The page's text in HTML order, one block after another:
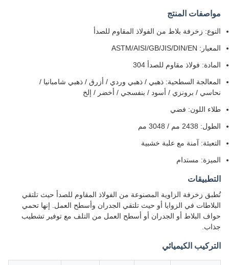
مواصفات المنتج
النوع: زخرفة بلاط من الفولاذ المقاوم للصدأ
المعيار: ASTM/AISI/GB/JIS/DIN/EN
المادة: فولاذ مقاوم للصدأ 304
المعالجة السطحية: ذهبي / ذهبي وردي / أزرق / ذهبي شامبانيا /
نحاسي / برونزي / أسود / بنفسجي / أخضر / إلخ
طلاء اللون: فضي
الطول: 2438 مم / 3048 مم
التعبئة: آمنة مع علبة خشبية
الميزة: مستدام
التطبيقات
تُطبق زخرفة الزاوية المصنوعة من الفولاذ المقاوم للصدأ حيث تلتقي
البلاطات في الزوايا أو حيث تلتقي الجدران وأسطح العمل. إنها تحمي
حواف البلاط أو الجدران أو أسطح العمل من التلف مع توفير تشطيب
جذاب.
التركيب الكيميائي